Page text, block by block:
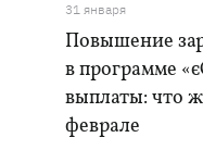
31 января
Повышение
в программе
выплаты: что
феврале